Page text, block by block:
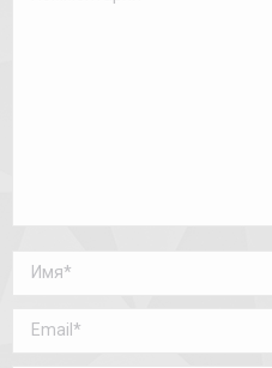
Имя *
Email *